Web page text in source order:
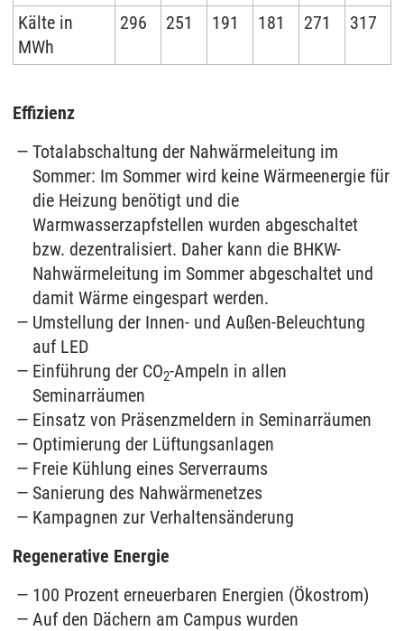
Kälte in
MWh
296 251 191 181 271 317
Effizienz
Totalabschaltung der Nahwärmeleitung im
Sommer: Im Sommer wird keine Wärmeenergie für
die Heizung benötigt und die
Warmwasserzapfstellen wurden abgeschaltet
bzw. dezentralisiert. Daher kann die BHKW-
Nahwärmeleitung im Sommer abgeschaltet und
damit Wärme eingespart werden.
Umstellung der Innen- und Außen-Beleuchtung
auf LED
Einführung der CO2-Ampeln in allen
Seminarräumen
Einsatz von Präsenzmeldern in Seminarräumen
Optimierung der Lüftungsanlagen
Freie Kühlung eines Serverraums
Sanierung des Nahwärmenetzes
Kampagnen zur Verhaltensänderung
Regenerative Energie
100 Prozent erneuerbaren Energien (Ökostrom)
Auf den Dächern am Campus wurden